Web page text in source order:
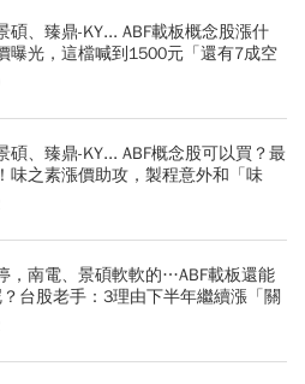
碩、臻鼎-KY... ABF載板概念股漲什
曝光，這檔喊到1500元「還有7成空
碩、臻鼎-KY... ABF概念股可以買？最
味之素漲價助攻，製程意外和「味
，南電、景碩軟軟的…ABF載板還能
台股老手：3理由下半年繼續漲「關